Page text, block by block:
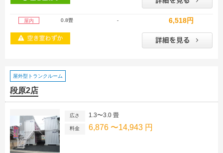
屋内 0.8畳 - 6,518円
屋外型トランクルーム
段原2店
広さ 1.3〜3.0 畳
料金 6,876 〜14,943 円